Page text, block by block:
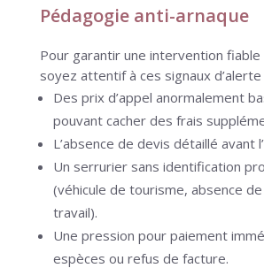
Pédagogie anti-arnaque
Pour garantir une intervention
soyez attentif à ces signaux d’alerte
Des prix d’appel anormalement
pouvant cacher des frais
L’absence de devis détaillé avant
Un serrurier sans identification
(véhicule de tourisme, absence
travail).
Une pression pour paiement
espèces ou refus de facture.